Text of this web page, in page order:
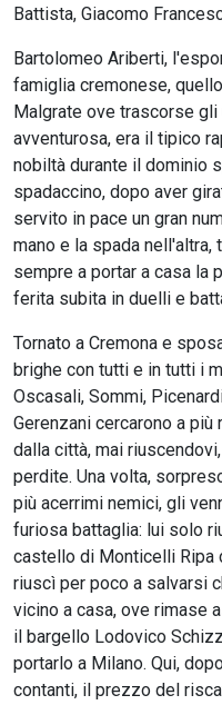
Battista, Giacomo
Bartolomeo Ariberti,
famiglia cremonese,
Malgrate ove trascorse
avventurosa, era il tipico
nobiltà durante il dominio
spadaccino, dopo aver
servito in pace un gran
mano e la spada
sempre a portar a casa la
ferita subita in duelli e
Tornato a Cremona e
brighe con tutti e in tutti i
Oscasali, Sommi,
Gerenzani cercarono a
dalla città, mai
perdite. Una volta,
più acerrimi nemici, gli
furiosa battaglia: lui solo
castello di Monticelli Ripa
riuscì per poco a salvarsi
vicino a casa, ove rimase
il bargello Lodovico
portarlo a Milano. Qui,
contanti, il prezzo del